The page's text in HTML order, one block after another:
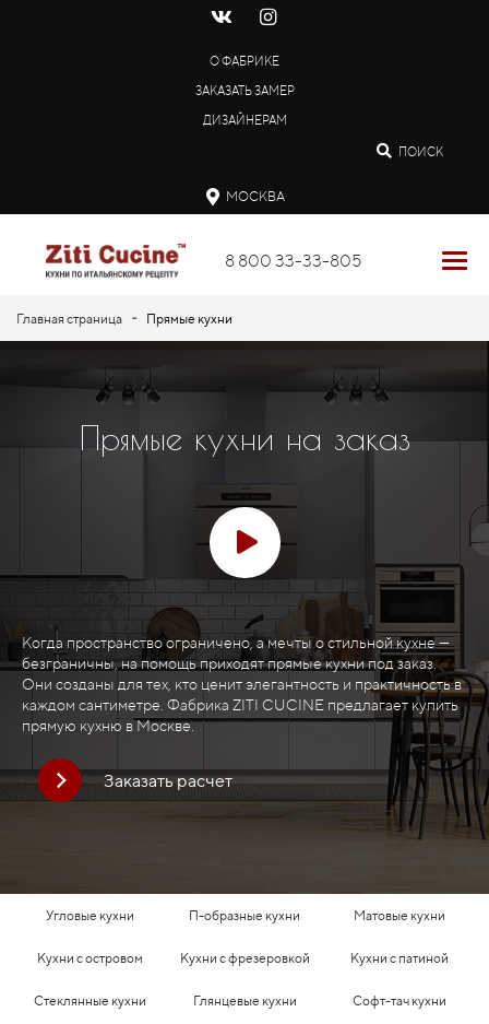
О ФАБРИКЕ
ЗАКАЗАТЬ ЗАМЕР
ДИЗАЙНЕРАМ
ПОИСК
МОСКВА
8 800 33-33-805
Главная страница - Прямые кухни
Прямые кухни на заказ
Когда пространство ограничено, а мечты о стильной кухне —
безграничны, на помощь приходят прямые кухни под заказ.
Они созданы для тех, кто ценит элегантность и практичность в
каждом сантиметре. Фабрика ZITI CUCINE предлагает купить
прямую кухню в Москве.
Заказать расчет
Угловые кухни П-образные кухни Матовые кухни
Кухни с островом Кухни с фрезеровкой Кухни с патиной
Стеклянные кухни Глянцевые кухни Софт-тач кухни